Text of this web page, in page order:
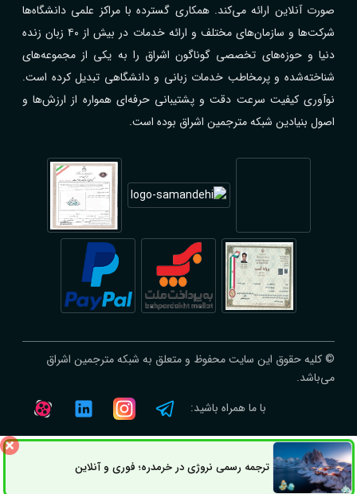
صورت آنلاین ارائه می‌کند. همکاری گسترده با مراکز علمی دانشگاه‌ها
شرکت‌ها و سازمان‌های مختلف و ارائه خدمات در بیش از ۴۰ زبان زنده
دنیا و حوزه‌های تخصصی گوناگون اشراق را به یکی از مجموعه‌های
شناخته‌شده و پرمخاطب خدمات زبانی و دانشگاهی تبدیل کرده است.
نوآوری کیفیت سرعت دقت و پشتیبانی حرفه‌ای همواره از ارزش‌ها و
اصول بنیادین شبکه مترجمین اشراق بوده است.
© کلیه حقوق این سایت محفوظ و متعلق به شبکه مترجمین اشراق
می‌باشد.
با ما همراه باشید:
ترجمه رسمی نروژی در خرمدره؛ فوری و آنلاین